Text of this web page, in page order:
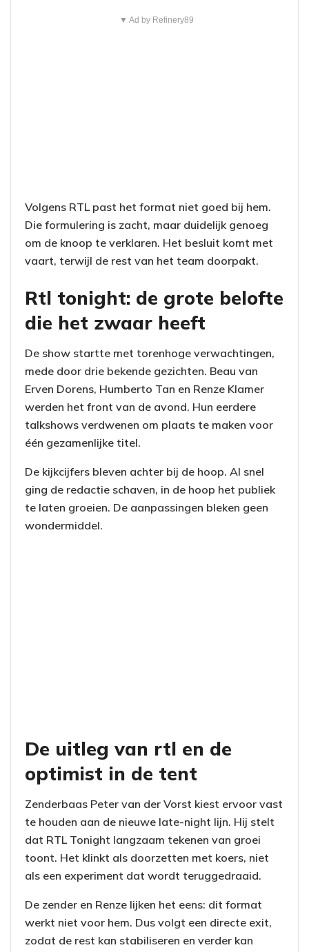
▼ Ad by Refinery89
Volgens RTL past het format niet goed bij hem.
Die formulering is zacht, maar duidelijk genoeg
om de knoop te verklaren. Het besluit komt met
vaart, terwijl de rest van het team doorpakt.
Rtl tonight: de grote belofte
die het zwaar heeft
De show startte met torenhoge verwachtingen,
mede door drie bekende gezichten. Beau van
Erven Dorens, Humberto Tan en Renze Klamer
werden het front van de avond. Hun eerdere
talkshows verdwenen om plaats te maken voor
één gezamenlijke titel.
De kijkcijfers bleven achter bij de hoop. Al snel
ging de redactie schaven, in de hoop het publiek
te laten groeien. De aanpassingen bleken geen
wondermiddel.
De uitleg van rtl en de
optimist in de tent
Zenderbaas Peter van der Vorst kiest ervoor vast
te houden aan de nieuwe late-night lijn. Hij stelt
dat RTL Tonight langzaam tekenen van groei
toont. Het klinkt als doorzetten met koers, niet
als een experiment dat wordt teruggedraaid.
De zender en Renze lijken het eens: dit format
werkt niet voor hem. Dus volgt een directe exit,
zodat de rest kan stabiliseren en verder kan